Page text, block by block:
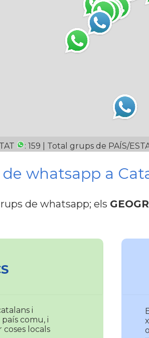
: 159 | Total grups de PAÍS/
whatsapp a
de whatsapp; els
i
comu, i
locals